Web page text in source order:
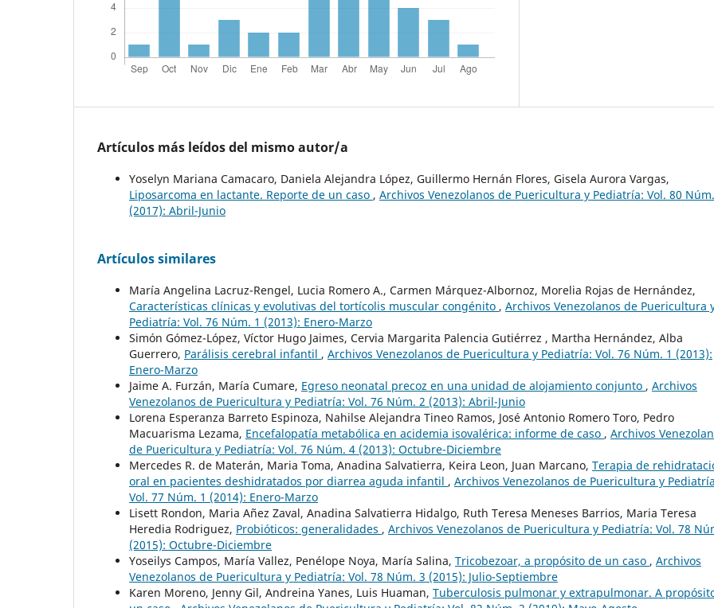
Artículos más leídos del mismo autor/a
Yoselyn Mariana Camacaro, Daniela Alejandra López, Guillermo Hernán Flores, Gisela Aurora Vargas,
Liposarcoma en lactante. Reporte de un caso , Archivos Venezolanos de Puericultura y Pediatría: Vol. 80
(2017): Abril-Junio
Artículos similares
María Angelina Lacruz-Rengel, Lucia Romero A., Carmen Márquez-Albornoz, Morelia Rojas de Hernández,
Características clínicas y evolutivas del tortícolis muscular congénito , Archivos Venezolanos de Puericultura
Pediatría: Vol. 76 Núm. 1 (2013): Enero-Marzo
Simón Gómez-López, Víctor Hugo Jaimes, Cervia Margarita Palencia Gutiérrez , Martha Hernández, Alba
Guerrero, Parálisis cerebral infantil , Archivos Venezolanos de Puericultura y Pediatría: Vol. 76 Núm. 1 (2013):
Enero-Marzo
Jaime A. Furzán, María Cumare, Egreso neonatal precoz en una unidad de alojamiento conjunto , Archivos
Venezolanos de Puericultura y Pediatría: Vol. 76 Núm. 2 (2013): Abril-Junio
Lorena Esperanza Barreto Espinoza, Nahilse Alejandra Tineo Ramos, José Antonio Romero Toro, Pedro
Macuarisma Lezama, Encefalopatía metabólica en acidemia isovalérica: informe de caso , Archivos
de Puericultura y Pediatría: Vol. 76 Núm. 4 (2013): Octubre-Diciembre
Mercedes R. de Materán, Maria Toma, Anadina Salvatierra, Keira Leon, Juan Marcano, Terapia de
oral en pacientes deshidratados por diarrea aguda infantil , Archivos Venezolanos de Puericultura y
Vol. 77 Núm. 1 (2014): Enero-Marzo
Lisett Rondon, Maria Añez Zaval, Anadina Salvatierra Hidalgo, Ruth Teresa Meneses Barrios, Maria Teresa
Heredia Rodriguez, Probióticos: generalidades , Archivos Venezolanos de Puericultura y Pediatría: Vol. 78
(2015): Octubre-Diciembre
Yoseilys Campos, María Vallez, Penélope Noya, María Salina, Tricobezoar, a propósito de un caso , Archivos
Venezolanos de Puericultura y Pediatría: Vol. 78 Núm. 3 (2015): Julio-Septiembre
Karen Moreno, Jenny Gil, Andreina Yanes, Luis Huaman, Tuberculosis pulmonar y extrapulmonar. A